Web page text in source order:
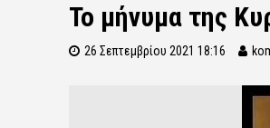
Το μήνυμα της
26 Σεπτεμβρίου 2021 18:16